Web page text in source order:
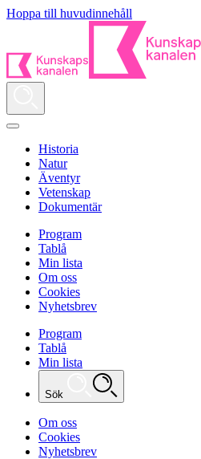
Hoppa till huvudinnehåll
Historia
Natur
Äventyr
Vetenskap
Dokumentär
Program
Tablå
Min lista
Om oss
Cookies
Nyhetsbrev
Program
Tablå
Min lista
Sök
Om oss
Cookies
Nyhetsbrev